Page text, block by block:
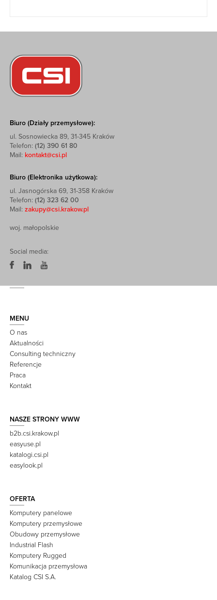
Biuro (Działy przemysłowe):
ul. Sosnowiecka 89, 31-345 Kraków
Telefon: (12) 390 61 80
Mail: kontakt@csi.pl
Biuro (Elektronika użytkowa):
ul. Jasnogórska 69, 31-358 Kraków
Telefon: (12) 323 62 00
Mail: zakupy@csi.krakow.pl
woj. małopolskie
Social media:
MENU
O nas
Aktualności
Consulting techniczny
Referencje
Praca
Kontakt
NASZE STRONY WWW
b2b.csi.krakow.pl
easyuse.pl
katalogi.csi.pl
easylook.pl
OFERTA
Komputery panelowe
Komputery przemysłowe
Obudowy przemysłowe
Industrial Flash
Komputery Rugged
Komunikacja przemysłowa
Katalog CSI S.A.